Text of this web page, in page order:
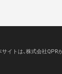
サイトは、株式会社QPR